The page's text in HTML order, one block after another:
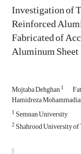
Investigation of
Reinforced
Fabricated of
Aluminum Sheet
Mojtaba Dehghan1
Hamidreza
1 Semnan University
2 Shahrood University